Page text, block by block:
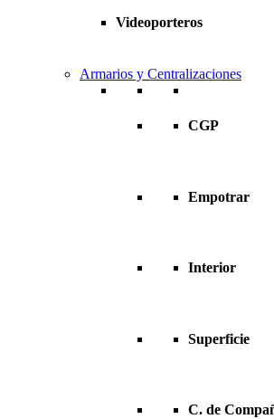
Videoporteros
Armarios y Centralizaciones
CGP
Empotrar
Interior
Superficie
C. de